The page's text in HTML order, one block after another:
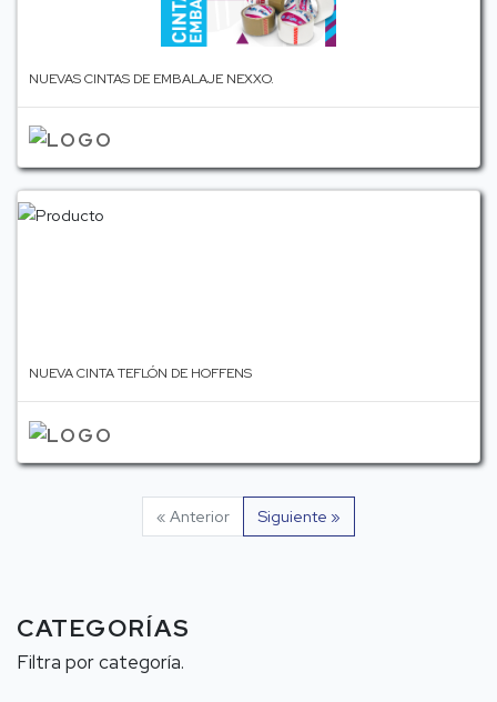
NUEVAS CINTAS DE EMBALAJE NEXXO.
NUEVA CINTA TEFLÓN DE HOFFENS
« Anterior Siguiente »
CATEGORÍAS
Filtra por categoría.